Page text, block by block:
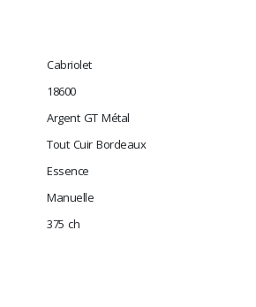
Cabriolet
18600
Argent GT Métal
Tout Cuir Bordeaux
Essence
Manuelle
375 ch